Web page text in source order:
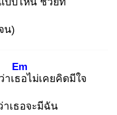
น)
าเธอ
Em
ไม่เคยคิดมีใจ
เธอจะมีฉัน